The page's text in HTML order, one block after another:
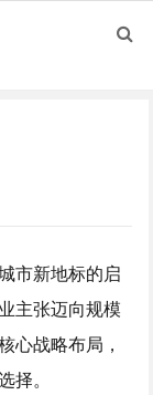
市新地标的启
主张迈向规模
心战略布局，
。